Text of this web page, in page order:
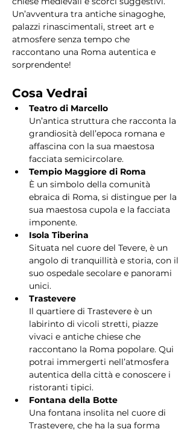
Un’avventura tra antiche sinagoghe,
palazzi rinascimentali, street art e
atmosfere senza tempo che
raccontano una Roma autentica e
sorprendente!
Cosa Vedrai
Teatro di Marcello
Un’antica struttura che racconta la
grandiosità dell’epoca romana e
affascina con la sua maestosa
facciata semicircolare.
Tempio Maggiore di Roma
È un simbolo della comunità
ebraica di Roma, si distingue per la
sua maestosa cupola e la facciata
imponente.
Isola Tiberina
Situata nel cuore del Tevere, è un
angolo di tranquillità e storia, con il
suo ospedale secolare e panorami
unici.
Trastevere
Il quartiere di Trastevere è un
labirinto di vicoli stretti, piazze
vivaci e antiche chiese che
raccontano la Roma popolare. Qui
potrai immergerti nell’atmosfera
autentica della città e conoscere i
ristoranti tipici.
Fontana della Botte
Una fontana insolita nel cuore di
Trastevere, che ha la sua forma